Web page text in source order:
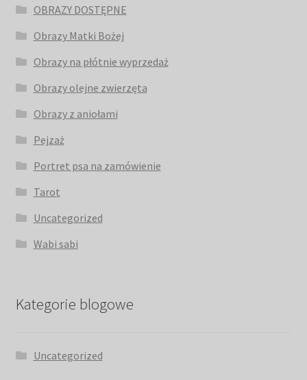
OBRAZY DOSTĘPNE
Obrazy Matki Bożej
Obrazy na płótnie wyprzedaż
Obrazy olejne zwierzęta
Obrazy z aniołami
Pejzaż
Portret psa na zamówienie
Tarot
Uncategorized
Wabi sabi
Kategorie blogowe
Uncategorized